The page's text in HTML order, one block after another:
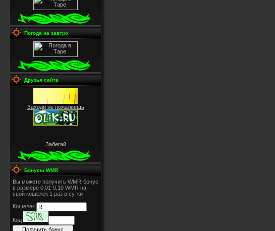
Погода на завтро
Друзья сайта
Заходи не пожалеешь
Забегай
Бонусы WMR
Вы можете получить WMR-бонус
в размере 0,01-0,10 WMR на
свой кошелек 1 раз в сутки
Кошелек
Код